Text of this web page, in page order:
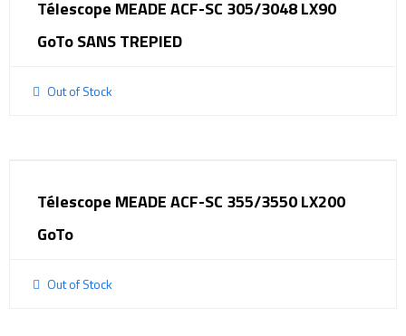
Télescope MEADE ACF-SC 305/3048 LX90
GoTo SANS TREPIED
Out of Stock
Télescope MEADE ACF-SC 355/3550 LX200
GoTo
Out of Stock